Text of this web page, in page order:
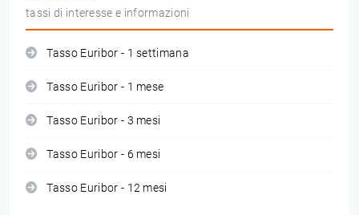
tassi di interesse e informazioni
Tasso Euribor - 1 settimana
Tasso Euribor - 1 mese
Tasso Euribor - 3 mesi
Tasso Euribor - 6 mesi
Tasso Euribor - 12 mesi